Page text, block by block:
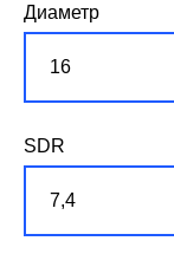
Диаметр
SDR